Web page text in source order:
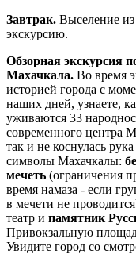
Завтрак. Выселение
экскурсию.
Обзорная экскурсия
Махачкала. Во время
историей города с
наших дней, узнаете,
уживаются 33
современного центра
так и не коснулась
символы Махачкалы:
мечеть (ограничения
время намаза - если
в мечети не
театр и памятник
Привокзальную
Увидите город со